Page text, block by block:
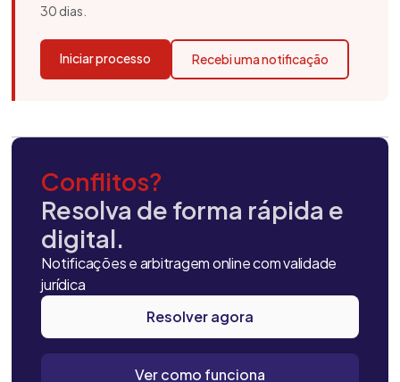
30 dias.
Iniciar processo Recebi uma notificação
Conflitos?
Resolva de forma rápida e
digital.
Notificações e arbitragem online com validade
jurídica
Resolver agora
Ver como funciona